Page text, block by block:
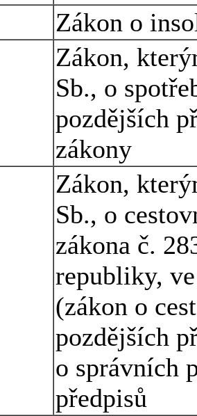
Zákon o
Zákon,
Sb., o
pozdějších
zákony
Zákon,
Sb., o
zákona č.
republiky,
(zákon o
pozdějších
o správních
předpisů